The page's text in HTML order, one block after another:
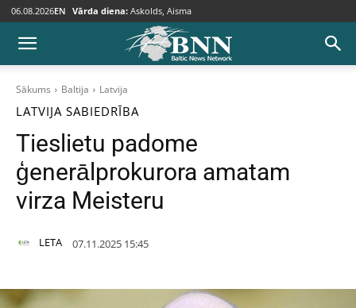
06.08.2026EN Vārda diena: Askolds, Aisma
Sākums Baltija Latvija
LATVIJA SABIEDRĪBA
Tieslietu padome
ģenerālprokurora amatam
virza Meisteru
LETA 07.11.2025 15:45